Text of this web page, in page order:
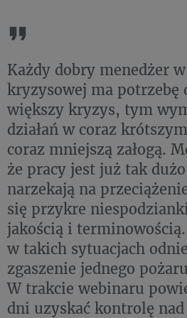
Każdy dobry menedżer
kryzysowej ma potrzebę
większy kryzys, tym
działań w coraz
coraz mniejszą załogą.
że pracy jest już tak
narzekają na
się przykre
jakością i
w takich sytuacjach
zgaszenie jednego
W trakcie webinaru
dni uzyskać kontrolę